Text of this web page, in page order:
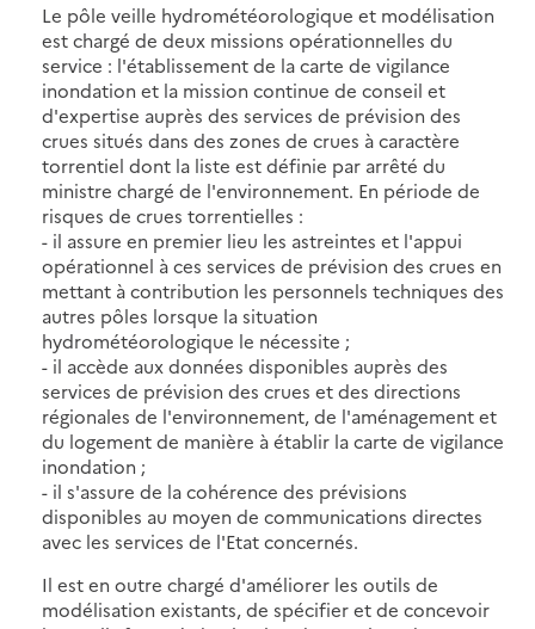
Le pôle veille hydrométéorologique et modélisation
est chargé de deux missions opérationnelles du
service : l'établissement de la carte de vigilance
inondation et la mission continue de conseil et
d'expertise auprès des services de prévision des
crues situés dans des zones de crues à caractère
torrentiel dont la liste est définie par arrêté du
ministre chargé de l'environnement. En période de
risques de crues torrentielles :
- il assure en premier lieu les astreintes et l'appui
opérationnel à ces services de prévision des crues en
mettant à contribution les personnels techniques des
autres pôles lorsque la situation
hydrométéorologique le nécessite ;
- il accède aux données disponibles auprès des
services de prévision des crues et des directions
régionales de l'environnement, de l'aménagement et
du logement de manière à établir la carte de vigilance
inondation ;
- il s'assure de la cohérence des prévisions
disponibles au moyen de communications directes
avec les services de l'Etat concernés.
Il est en outre chargé d'améliorer les outils de
modélisation existants, de spécifier et de concevoir